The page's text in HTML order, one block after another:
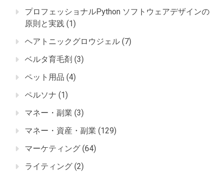
プロフェッショナルPython ソフトウェアデザインの
原則と実践 (1)
ヘアトニックグロウジェル (7)
ベルタ育毛剤 (3)
ペット用品 (4)
ペルソナ (1)
マネー・副業 (3)
マネー・資産・副業 (129)
マーケティング (64)
ライティング (2)